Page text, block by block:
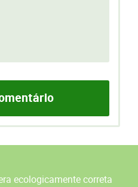
ecologicamente correta